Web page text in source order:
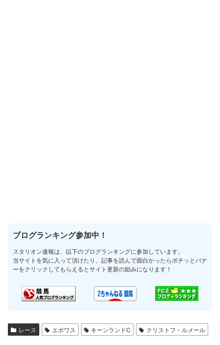
ブログランキング参加中！
スタリオン速報は、以下のブログランキングに参加しています。
当サイトを気に入って頂けたり、記事を読んで面白かったらポチッとバナ
ーをクリックしてもらえるとサイト更新の励みになります！
レース エポワス キーンランドC クリストフ・ルメール